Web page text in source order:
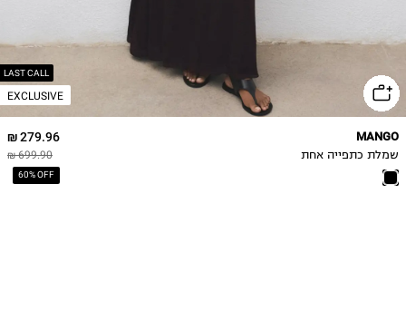
LAST CALL
EXCLUSIVE
279.96 ₪
699.90 ₪
60% OFF
MANGO
שמלת כתפייה אחת